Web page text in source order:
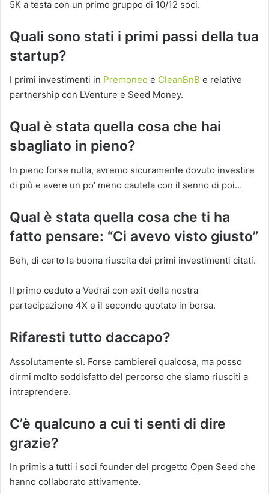
5K a testa con un primo gruppo di 10/12 soci.
Quali sono stati i primi passi della tua
startup?
I primi investimenti in Premoneo e CleanBnB e relative
partnership con LVenture e Seed Money.
Qual è stata quella cosa che hai
sbagliato in pieno?
In pieno forse nulla, avremo sicuramente dovuto investire
di più e avere un po’ meno cautela con il senno di poi…
Qual è stata quella cosa che ti ha
fatto pensare: “Ci avevo visto giusto”
Beh, di certo la buona riuscita dei primi investimenti citati.
Il primo ceduto a Vedrai con exit della nostra
partecipazione 4X e il secondo quotato in borsa.
Rifaresti tutto daccapo?
Assolutamente sì. Forse cambierei qualcosa, ma posso
dirmi molto soddisfatto del percorso che siamo riusciti a
intraprendere.
C’è qualcuno a cui ti senti di dire
grazie?
In primis a tutti i soci founder del progetto Open Seed che
hanno collaborato attivamente.